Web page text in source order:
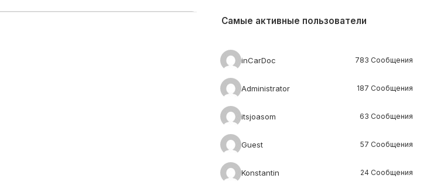
Самые активные пользователи
inCarDoc 783 Сообщения
Administrator 187 Сообщения
itsjoasom 63 Сообщения
Guest 57 Сообщения
Konstantin 24 Сообщения